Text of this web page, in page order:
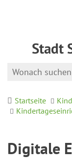
Stadt
Startseite
Digitale